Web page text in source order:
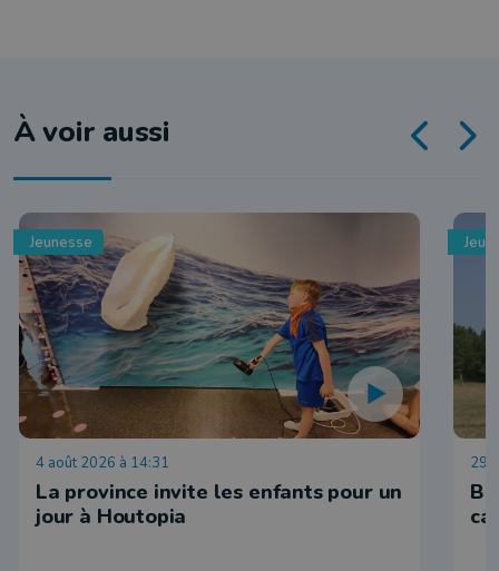
À voir aussi
Jeunesse
4 août 2026 à 14:31
La province invite les enfants pour un
jour à Houtopia
29